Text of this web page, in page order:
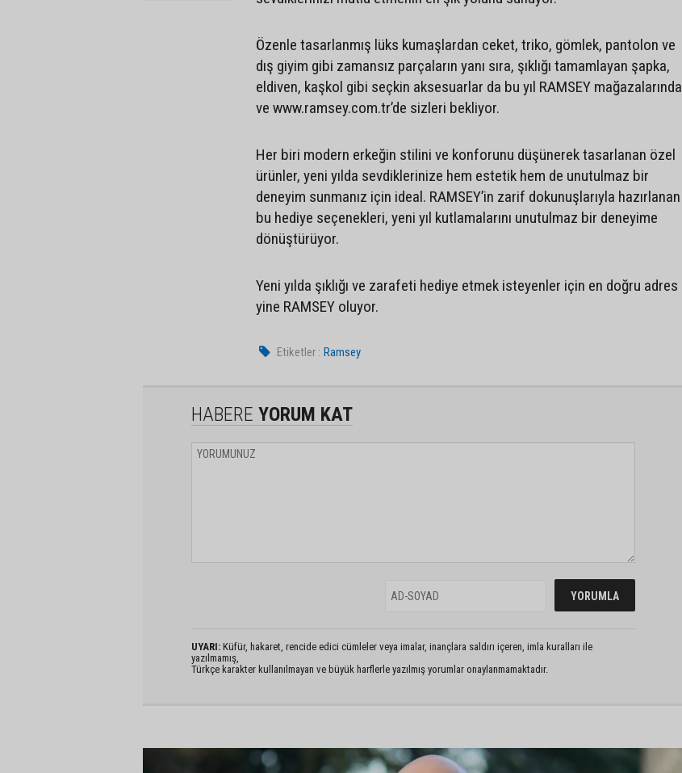
Özenle tasarlanmış lüks kumaşlardan ceket, triko, gömlek, pantolon ve
dış giyim gibi zamansız parçaların yanı sıra, şıklığı tamamlayan şapka,
eldiven, kaşkol gibi seçkin aksesuarlar da bu yıl RAMSEY mağazalarında
ve www.ramsey.com.tr’de sizleri bekliyor.
Her biri modern erkeğin stilini ve konforunu düşünerek tasarlanan özel
ürünler, yeni yılda sevdiklerinize hem estetik hem de unutulmaz bir
deneyim sunmanız için ideal. RAMSEY’in zarif dokunuşlarıyla hazırlanan
bu hediye seçenekleri, yeni yıl kutlamalarını unutulmaz bir deneyime
dönüştürüyor.
Yeni yılda şıklığı ve zarafeti hediye etmek isteyenler için en doğru adres
yine RAMSEY oluyor.
Etiketler : Ramsey
HABERE YORUM KAT
UYARI: Küfür, hakaret, rencide edici cümleler veya imalar, inançlara saldırı içeren, imla kuralları ile
yazılmamış,
Türkçe karakter kullanılmayan ve büyük harflerle yazılmış yorumlar onaylanmamaktadır.